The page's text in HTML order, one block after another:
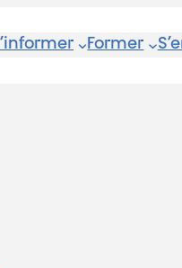
Former